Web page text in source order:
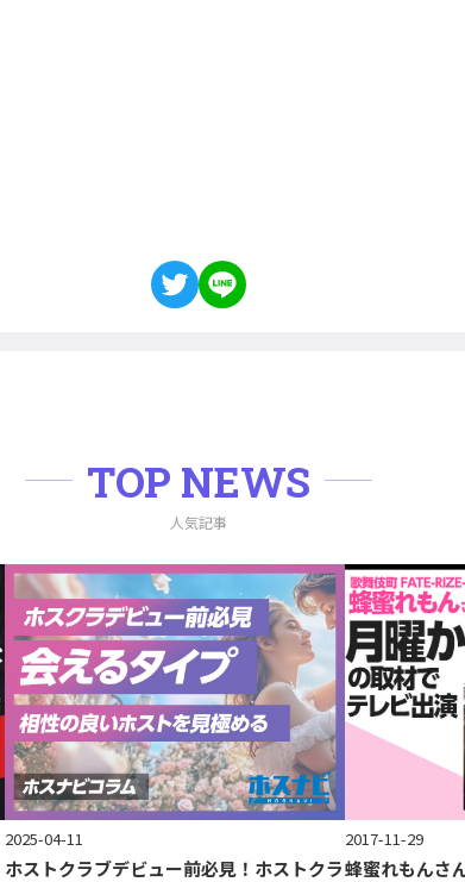
TOP NEWS
人気記事
2025-04-11
ホストクラブデビュー前必見！ホストクラ
2017-11-29
蜂蜜れもんさ